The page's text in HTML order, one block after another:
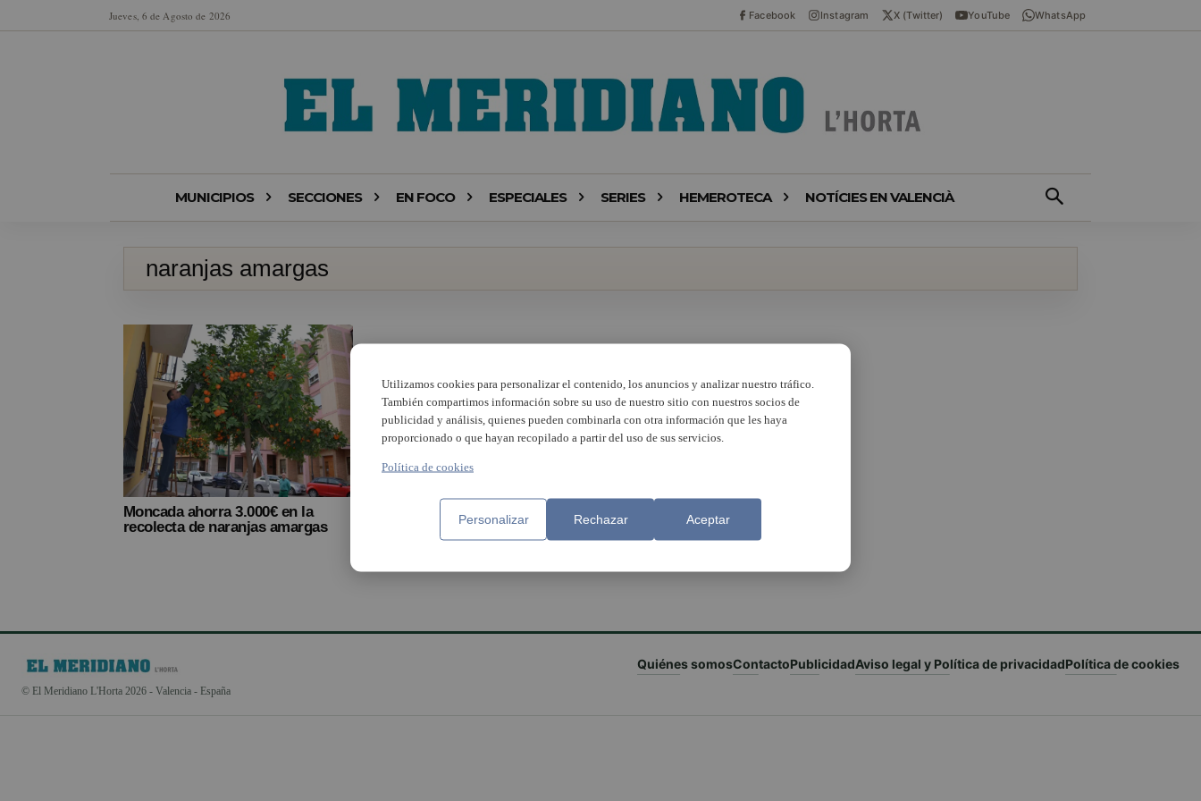
Jueves, 6 de Agosto de 2026 Facebook Instagram X (Twitter) YouTube WhatsApp
MUNICIPIOS SECCIONES EN FOCO ESPECIALES SERIES HEMEROTECA NOTÍCIES EN VALENCIÀ
naranjas amargas
Moncada ahorra 3.000€ en la
recolecta de naranjas amargas
© El Meridiano L'Horta 2026 - Valencia - España
Quiénes somosContactoPublicidadAviso legal y Política de privacidadPolítica de cookies
Utilizamos cookies para personalizar el contenido, los anuncios y analizar nuestro tráfico.
También compartimos información sobre su uso de nuestro sitio con nuestros socios de
publicidad y análisis, quienes pueden combinarla con otra información que les haya
proporcionado o que hayan recopilado a partir del uso de sus servicios.
Política de cookies
Personalizar Rechazar Aceptar